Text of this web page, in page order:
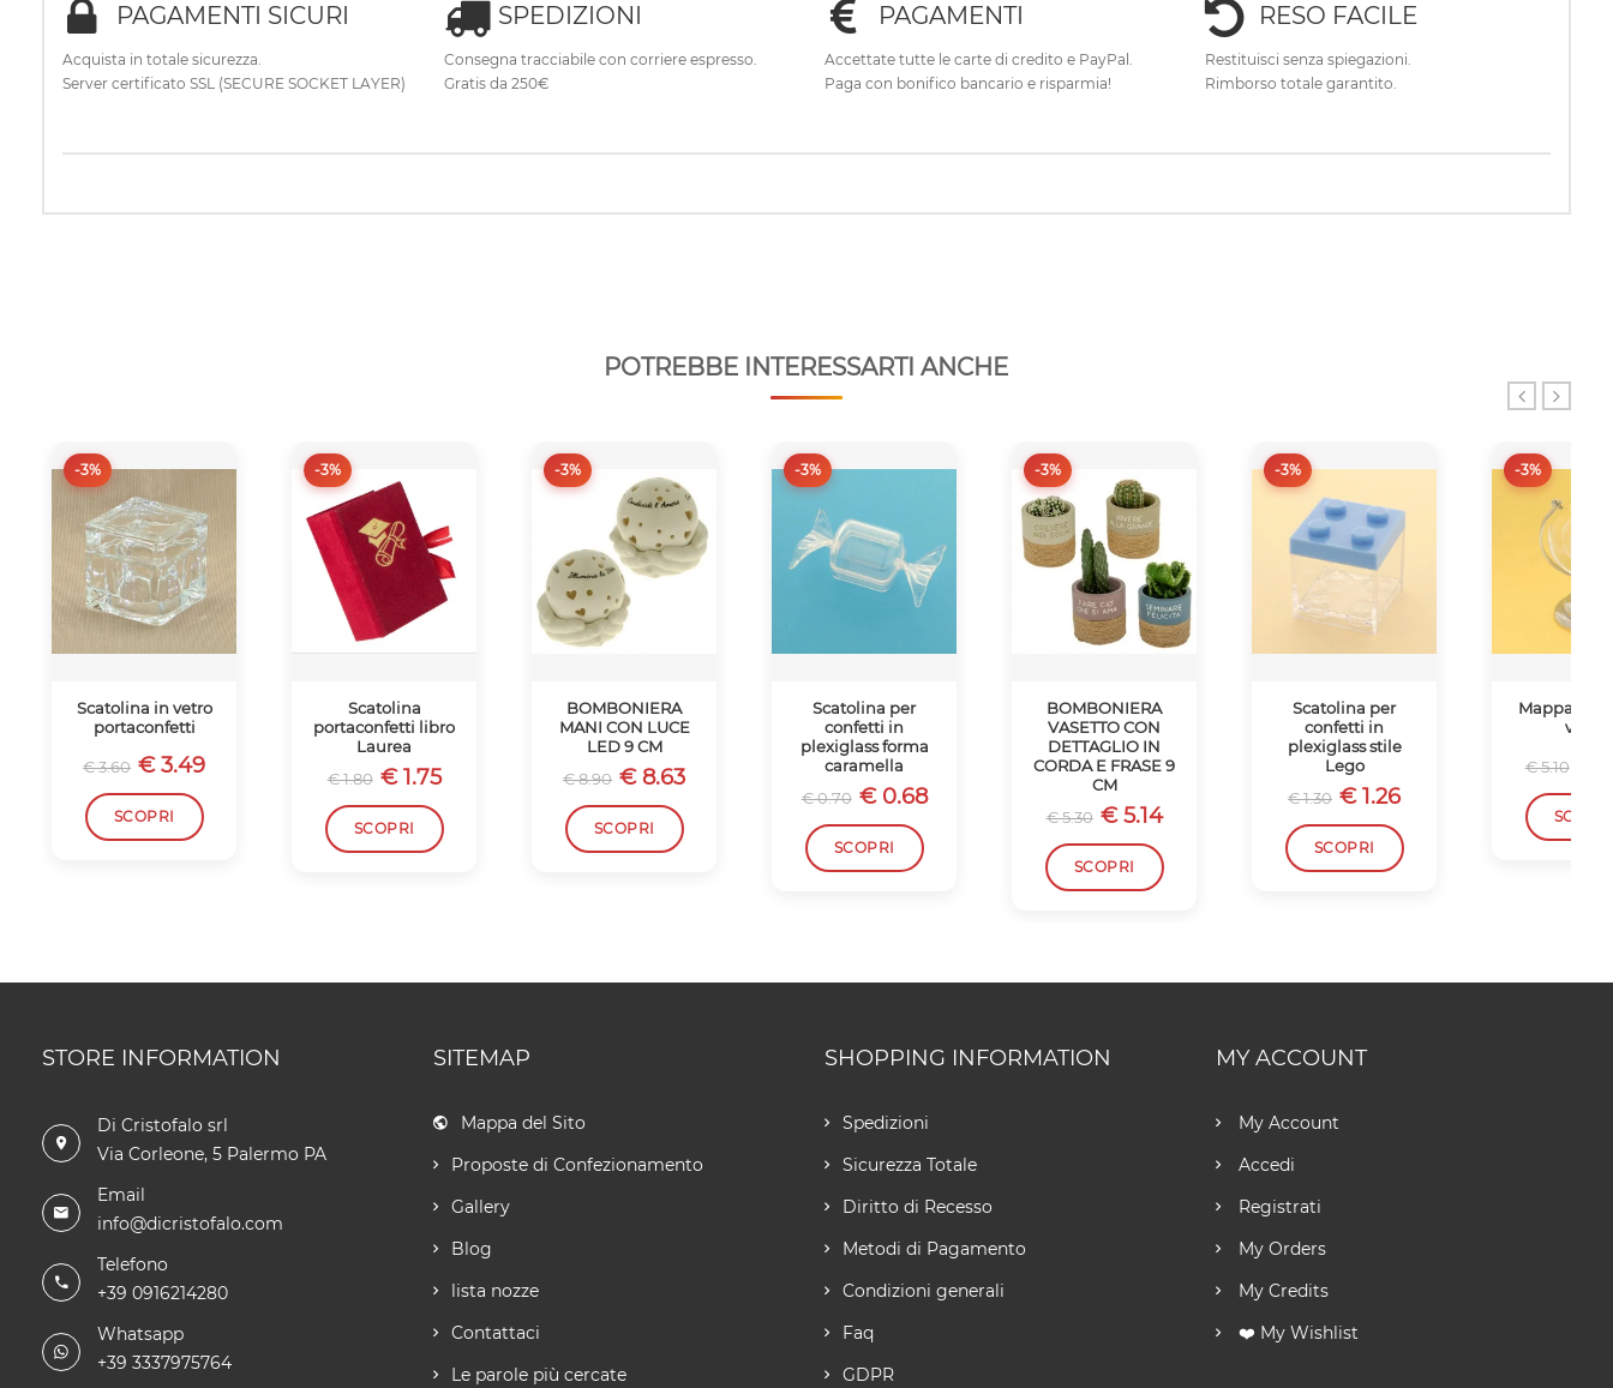
PAGAMENTI SICURI
Acquista in totale sicurezza.
Server certificato SSL (SECURE SOCKET LAYER)
SPEDIZIONI
Consegna tracciabile con corriere espresso.
Gratis da 250€
PAGAMENTI
Accettate tutte le carte di credito e PayPal.
Paga con bonifico bancario e risparmia!
RESO FACILE
Restituisci senza spiegazioni.
Rimborso totale garantito.
POTREBBE INTERESSARTI ANCHE
-3%
Scatolina in vetro
portaconfetti
€ 3.60 € 3.49
SCOPRI
-3%
Scatolina
portaconfetti libro
Laurea
€ 1.80 € 1.75
SCOPRI
-3%
BOMBONIERA
MANI CON LUCE
LED 9 CM
€ 8.90 € 8.63
SCOPRI
-3%
Scatolina per
confetti in
plexiglass forma
caramella
€ 0.70 € 0.68
SCOPRI
-3%
BOMBONIERA
VASETTO CON
DETTAGLIO IN
CORDA E FRASE 9
CM
€ 5.30 € 5.14
SCOPRI
-3%
Scatolina per
confetti in
plexiglass stile
Lego
€ 1.30 € 1.26
SCOPRI
-3%
vetro
€ 5.10
STORE INFORMATION
Di Cristofalo srl
Via Corleone, 5 Palermo PA
Email
info@dicristofalo.com
Telefono
+39 0916214280
Whatsapp
+39 3337975764
SITEMAP
Mappa del Sito
Proposte di Confezionamento
Gallery
Blog
lista nozze
Contattaci
Le parole più cercate
SHOPPING INFORMATION
Spedizioni
Sicurezza Totale
Diritto di Recesso
Metodi di Pagamento
Condizioni generali
Faq
GDPR
MY ACCOUNT
My Account
Accedi
Registrati
My Orders
My Credits
❤️ My Wishlist